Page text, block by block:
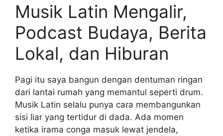
Musik Latin Mengalir,
Podcast Budaya, Berita
Lokal, dan Hiburan
Pagi itu saya bangun dengan dentuman ringan
dari lantai rumah yang memantul seperti drum.
Musik Latin selalu punya cara membangunkan
sisi liar yang tertidur di dada. Ada momen
ketika irama conga masuk lewat jendela,